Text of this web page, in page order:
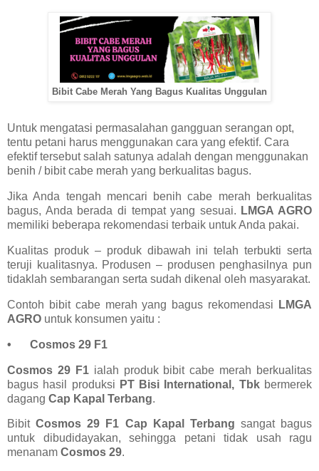
Bibit Cabe Merah Yang Bagus Kualitas Unggulan
Untuk mengatasi permasalahan gangguan serangan opt,
tentu petani harus menggunakan cara yang efektif. Cara
efektif tersebut salah satunya adalah dengan menggunakan
benih / bibit cabe merah yang berkualitas bagus.
Jika Anda tengah mencari benih cabe merah berkualitas
bagus, Anda berada di tempat yang sesuai. LMGA AGRO
memiliki beberapa rekomendasi terbaik untuk Anda pakai.
Kualitas produk – produk dibawah ini telah terbukti serta
teruji kualitasnya. Produsen – produsen penghasilnya pun
tidaklah sembarangan serta sudah dikenal oleh masyarakat.
Contoh bibit cabe merah yang bagus rekomendasi
LMGA
AGRO untuk konsumen yaitu :
• Cosmos 29 F1
Cosmos 29 F1ialah produk bibit cabe merah berkualitas
bagus hasil produksi PT Bisi International, Tbkbermerek
dagang Cap Kapal Terbang.
BibitCosmos 29 F1 Cap Kapal Terbang sangat bagus
untuk dibudidayakan, sehingga petani tidak usah ragu
menanam Cosmos 29.